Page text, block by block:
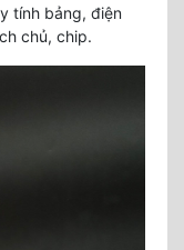
tính bảng, điện
chủ, chip.